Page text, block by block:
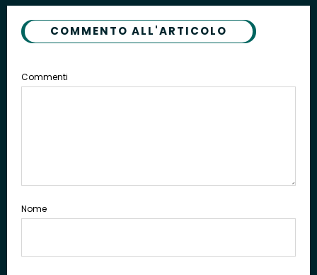
COMMENTO ALL'ARTICOLO
Commenti
Nome